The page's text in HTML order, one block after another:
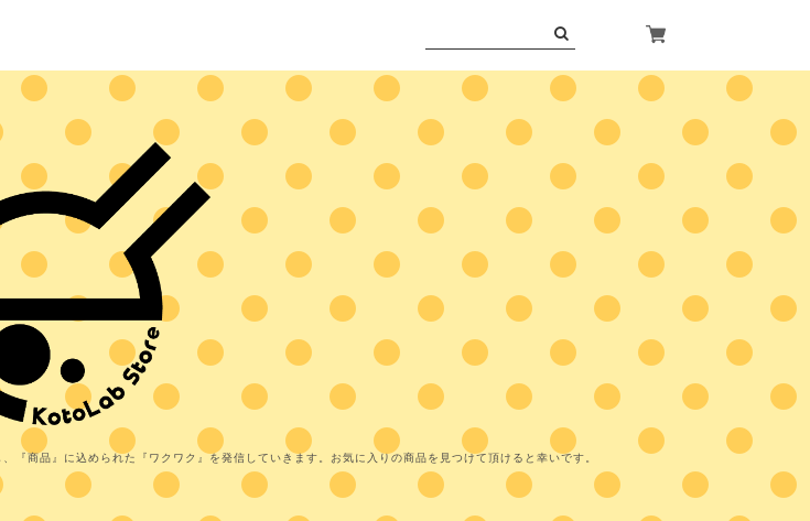
商品』に込められた『ワクワク』を発信していきます。お気に入りの商品を見つけて頂けると幸いです。